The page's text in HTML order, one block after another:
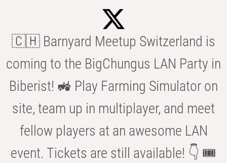
🇨🇭 Barnyard Meetup Switzerland is
coming to the BigChungus LAN Party in
Biberist! 🚜 Play Farming Simulator on
site, team up in multiplayer, and meet
fellow players at an awesome LAN
event. Tickets are still available! 👇 🎟️